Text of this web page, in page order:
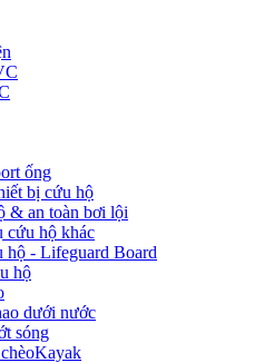
ống
bị cứu hộ
& an toàn bơi lội
cứu hộ khác
hộ - Lifeguard Board
hộ
dưới nước
sóng